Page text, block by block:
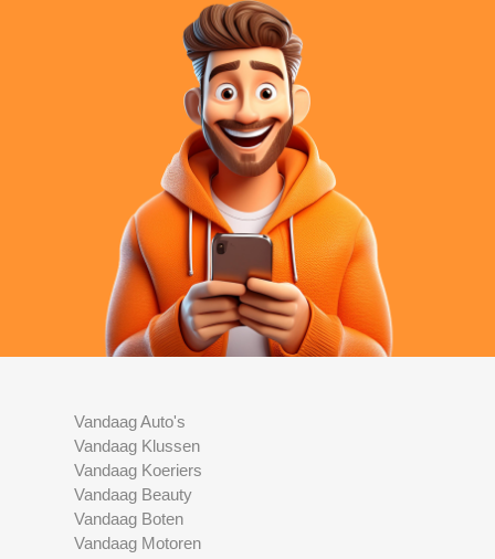
Vandaag Auto's
Vandaag Klussen
Vandaag Koeriers
Vandaag Beauty
Vandaag Boten
Vandaag Motoren